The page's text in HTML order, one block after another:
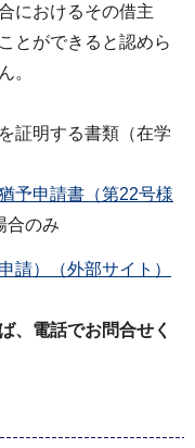
におけるその借主
とができると認めら
。
証明する書類（在学
予申請書（第22号様
合のみ
請）（外部サイト）
、電話でお問合せく